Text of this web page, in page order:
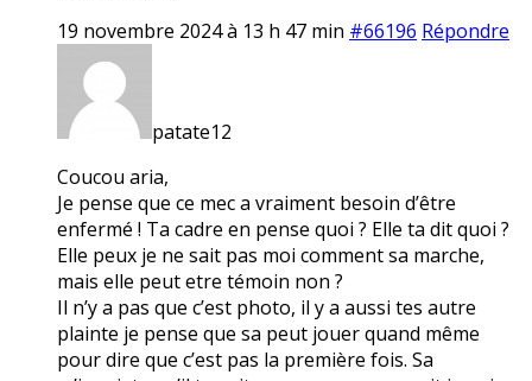
19 novembre 2024 à 13 h 47 min #66196 Répondre
patate12
Coucou aria,
Je pense que ce mec a vraiment besoin d’être
enfermé ! Ta cadre en pense quoi ? Elle ta dit quoi ?
Elle peux je ne sait pas moi comment sa marche,
mais elle peut etre témoin non ?
Il n’y a pas que c’est photo, il y a aussi tes autre
plainte je pense que sa peut jouer quand même
pour dire que c’est pas la première fois. Sa